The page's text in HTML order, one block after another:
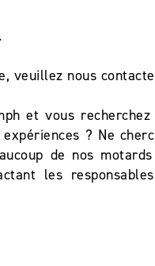
.
veuillez nous
et vous
? Ne
de nos
les